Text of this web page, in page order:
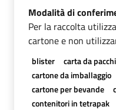
Modalità di
Per la raccolta
cartone e non
blister carta da
cartone da imballaggio
cartone per bevande
contenitori in tetrapak